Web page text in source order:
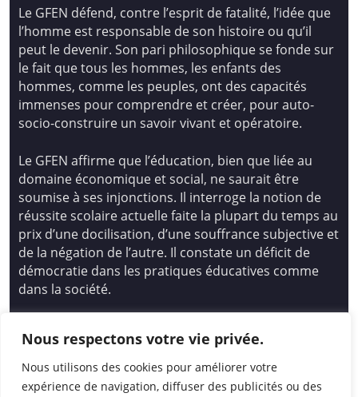
Nous respectons votre vie privée.
Nous utilisons des cookies pour améliorer votre
expérience de navigation, diffuser des publicités ou des
Le GFEN défend, contre l’esprit de fatalité, l’idée que
l’homme est responsable de son histoire ou qu’il
peut le devenir. Son pari philosophique se fonde sur
le fait que tous les hommes, les enfants des
hommes, comme les peuples, ont des capacités
immenses pour comprendre et créer, pour auto-
socio-construire un savoir vivant et opératoire.
Le GFEN affirme que l’éducation, bien que liée au
domaine économique et social, ne saurait être
soumise à ses injonctions. Il interroge la notion de
réussite scolaire actuelle faite la plupart du temps au
prix d’une docilisation, d’une souffrance subjective et
de la négation de l’autre. Il constate un déficit de
démocratie dans les pratiques éducatives comme
dans la société.
Nouvelle
14 avenue Spinoza 94200 Ivry Sur Seine
01 46 72 53 17 – gfen@gfen.asso.fr